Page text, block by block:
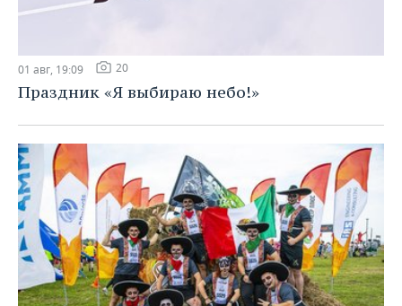
01 авг, 19:09 20
Праздник «Я выбираю небо!»